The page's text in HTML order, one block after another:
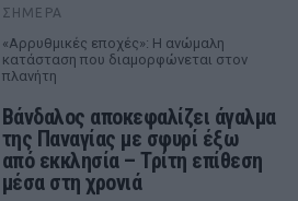
ΣΉΜΕΡΑ
«Αρρυθμικές εποχές»: Η ανώμαλη
κατάσταση που διαμορφώνεται στον
πλανήτη
Βάνδαλος αποκεφαλίζει άγαλμα
της Παναγίας με σφυρί έξω
από εκκλησία – Τρίτη επίθεση
μέσα στη χρονιά